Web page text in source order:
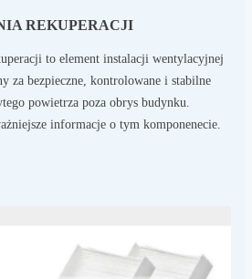
REKUPERACJI
to element instalacji wentylacyjnej
za bezpieczne, kontrolowane i stabilne
powietrza poza obrys budynku.
informacje o tym komponenecie.